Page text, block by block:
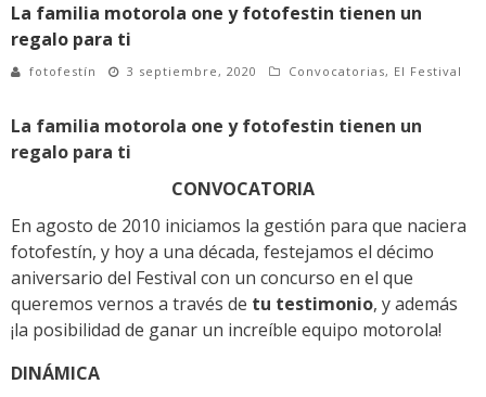
La familia motorola one y fotofestin tienen un
regalo para ti
fotofestín 3 septiembre, 2020 Convocatorias, El Festival
La familia motorola one y fotofestin tienen un
regalo para ti
CONVOCATORIA
En agosto de 2010 iniciamos la gestión para que naciera
fotofestín, y hoy a una década, festejamos el décimo
aniversario del Festival con un concurso en el que
queremos vernos a través de tu testimonio, y además
¡la posibilidad de ganar un increíble equipo motorola!
DINÁMICA